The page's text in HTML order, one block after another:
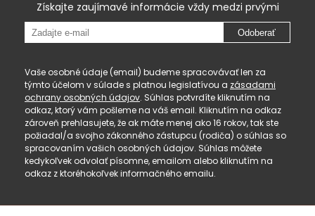
Získajte zaujímavé informácie vždy medzi prvými
Odoberať
Vaše osobné údaje (email) budeme spracovávať len za
týmto účelom v súlade s platnou legislatívou a zásadami
ochrany osobných údajov. Súhlas potvrdíte kliknutím na
odkaz, ktorý vám pošleme na váš email. Kliknutím na odkaz
zároveň prehlasujete, že ak máte menej ako 16 rokov, tak ste
požiadal/a svojho zákonného zástupcu (rodiča) o súhlas so
spracovaním vašich osobných údajov. Súhlas môžete
kedykoľvek odvolať písomne, emailom alebo kliknutím na
odkaz z ktoréhokoľvek informačného emailu.